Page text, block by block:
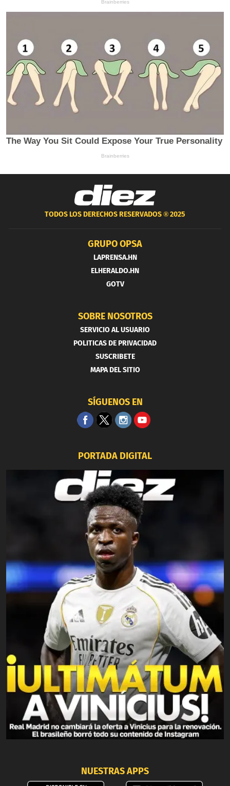
TODOS LOS DERECHOS RESERVADOS ®2025
GRUPO OPSA
LAPRENSA.HN
ELHERALDO.HN
GOTV
SOBRE NOSOTROS
SERVICIO AL USUARIO
POLITICAS DE PRIVACIDAD
SUSCRIBETE
MAPA DEL SITIO
SÍGUENOS EN
PORTADA DIGITAL
NUESTRAS APPS